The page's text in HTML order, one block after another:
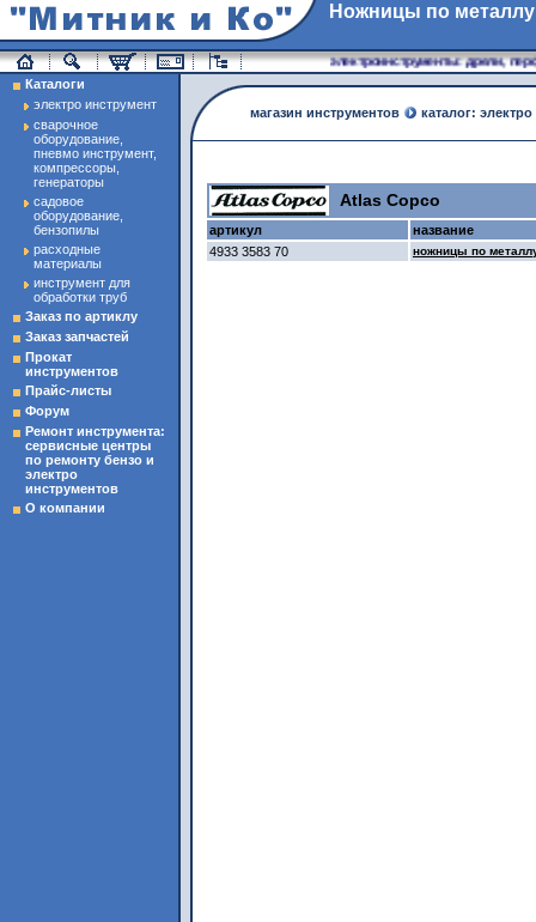
Ножницы по металлу
электроинструменты: дрели,
магазин инструменты
магазин инструментов каталог:
Atlas Copco
артикул
название
4933 3583 70
ножницы по
Каталоги
электро инструмент
сварочное
оборудование,
пневмо инструмент,
компрессоры,
генераторы
садовое
оборудование,
бензопилы
расходные
материалы
инструмент для
обработки труб
Заказ по артиклу
Заказ запчастей
Прокат
инструментов
Прайс-листы
Форум
Ремонт инструмента:
сервисные центры
по ремонту бензо и
электро
инструментов
О компании